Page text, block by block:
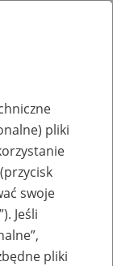
pracy
pliki
swoje
Jeśli
pliki